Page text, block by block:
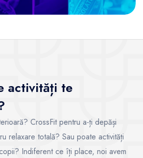
activități te
CrossFit pentru a-ți depăși
relaxare totală? Sau poate activități
Indiferent ce îți place, noi avem